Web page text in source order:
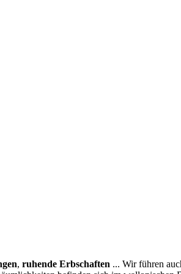
, ruhende Erbschaften ... Wir führen